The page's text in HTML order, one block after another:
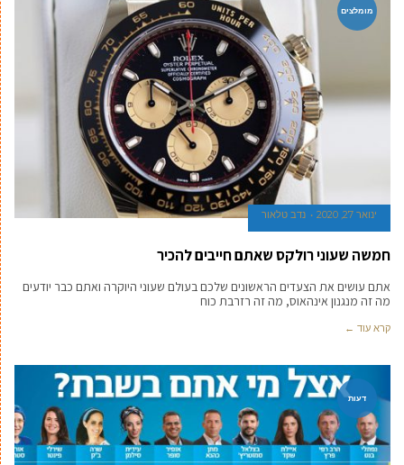
מומלצים
ינואר 27, 2020 נדב טלאור
חמשה שעוני רולקס שאתם חייבים להכיר
אתם עושים את הצעדים הראשונים שלכם בעולם שעוני היוקרה ואתם כבר יודעים
מה זה מנגנון אינהאוס, מה זה רזרבת כוח
קרא עוד ←
דעות